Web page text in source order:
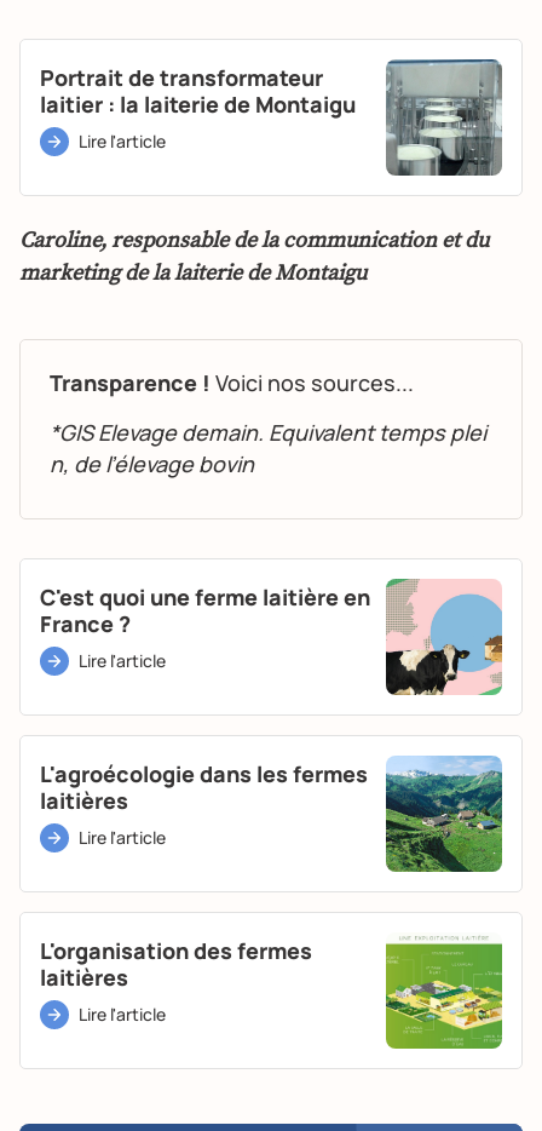
Portrait de transformateur
laitier : la laiterie de Montaigu
Lire l'article
Caroline, responsable de la communication et du
marketing de la laiterie de Montaigu
Transparence ! Voici nos sources...
*GIS Elevage demain. Equivalent temps plei
n, de l’élevage bovin
C'est quoi une ferme laitière en
France ?
Lire l'article
L'agroécologie dans les fermes
laitières
Lire l'article
L'organisation des fermes
laitières
Lire l'article